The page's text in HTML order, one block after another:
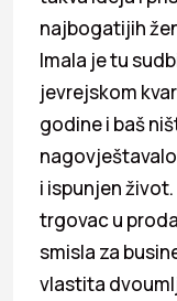
najbogatijih
Imala je tu
jevrejskom
godine i baš
i ispunjen
trgovac u
smisla za
vlastita